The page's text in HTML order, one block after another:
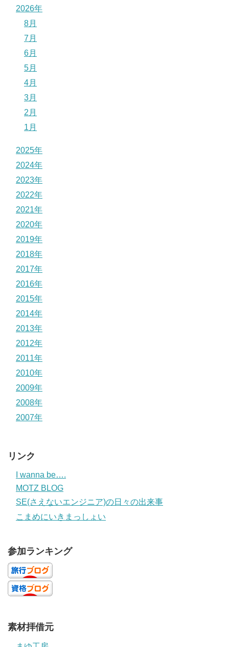
2026年
8月
7月
6月
5月
4月
3月
2月
1月
2025年
2024年
2023年
2022年
2021年
2020年
2019年
2018年
2017年
2016年
2015年
2014年
2013年
2012年
2011年
2010年
2009年
2008年
2007年
リンク
I wanna be….
MOTZ BLOG
SE(さえないエンジニア)の日々の出来事
こまめにいきまっしょい
参加ランキング
素材拝借元